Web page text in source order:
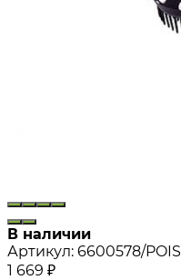
В наличии
Артикул: 6600578/POIS
1 669 ₽